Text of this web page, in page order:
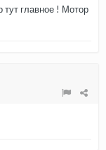
тут главное ! Мотор